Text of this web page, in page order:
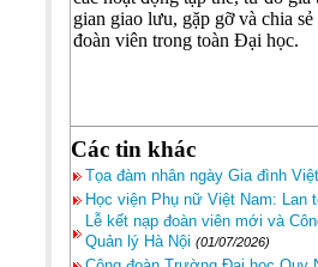
gian giao lưu, gặp gỡ và chia
đoàn viên trong toàn Đại học.
Các tin khác
Tọa đàm nhân ngày Gia đình
Học viện Phụ nữ Việt Nam: Lan
Lễ kết nạp đoàn viên mới và
Quản lý Hà Nội (01/07/2026)